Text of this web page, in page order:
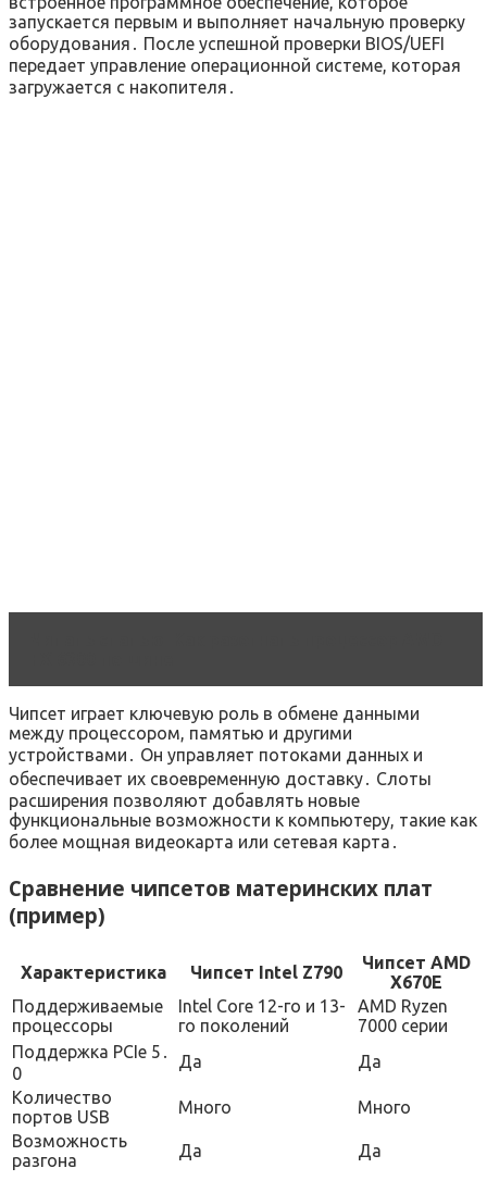
запускается первым и выполняет начальную проверку
оборудования․ После успешной проверки BIOS/UEFI
передает управление операционной системе, которая
загружается с накопителя․
Чипсет играет ключевую роль в обмене данными
между процессором, памятью и другими
устройствами․ Он управляет потоками данных и
обеспечивает их своевременную доставку․ Слоты
расширения позволяют добавлять новые
функциональные возможности к компьютеру, такие как
более мощная видеокарта или сетевая карта․
Сравнение чипсетов материнских плат
(пример)
Характеристика Чипсет Intel Z790
Чипсет AMD
X670E
Поддерживаемые
процессоры
Intel Core 12-го и 13-
го поколений
AMD Ryzen
7000 серии
Поддержка PCIe 5․
0
Да
Да
Количество
портов USB
Много
Много
Возможность
разгона
Да Да